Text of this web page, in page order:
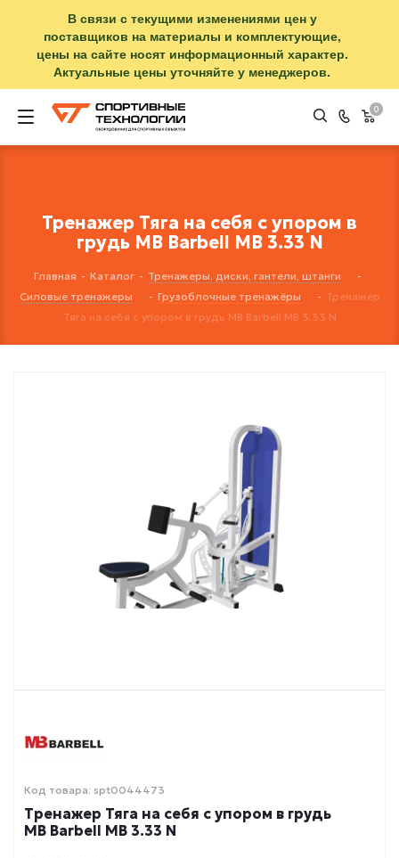
В связи с текущими изменениями цен у
поставщиков на материалы и комплектующие,
цены на сайте носят информационный характер.
Актуальные цены уточняйте у менеджеров.
0
Тренажер Тяга на себя с упором в
грудь MB Barbell MB 3.33 N
Главная - Каталог - Тренажеры, диски, гантели, штанги
-
Силовые тренажеры
- Грузоблочные тренажёры - Тренажер
Тяга на себя с упором в грудь MB Barbell MB 3.33 N
Код товара: spt0044473
Тренажер Тяга на себя с упором в грудь
MB Barbell MB 3.33 N